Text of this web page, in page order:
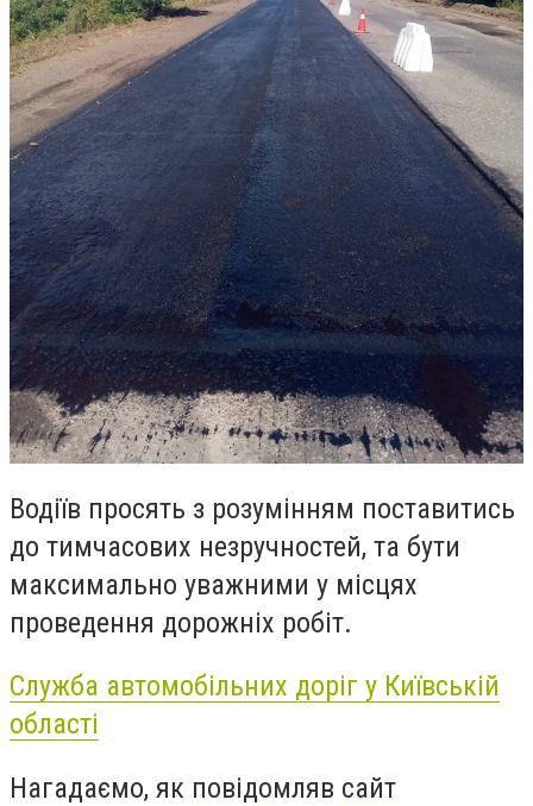
Водіїв просять з розумінням поставитись
до тимчасових незручностей, та бути
максимально уважними у місцях
проведення дорожніх робіт.
Служба автомобільних доріг у Київській
області
Нагадаємо, як повідомляв сайт